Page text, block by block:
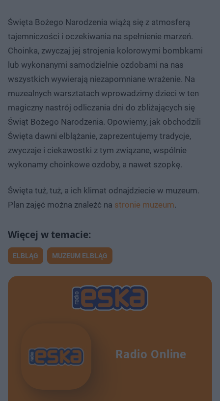
Święta Bożego Narodzenia wiążą się z atmosferą
tajemniczości i oczekiwania na spełnienie marzeń.
Choinka, zwyczaj jej strojenia kolorowymi bombkami
lub wykonanymi samodzielnie ozdobami na nas
wszystkich wywierają niezapomniane wrażenie. Na
muzealnych warsztatach wprowadzimy dzieci w ten
magiczny nastrój odliczania dni do zbliżających się
Świąt Bożego Narodzenia. Opowiemy, jak obchodzili
Święta dawni elblążanie, zaprezentujemy tradycje,
zwyczaje i ciekawostki z tym związane, wspólnie
wykonamy choinkowe ozdoby, a nawet szopkę.
Święta tuż, tuż, a ich klimat odnajdziecie w muzeum.
Plan zajęć można znaleźć na stronie muzeum.
ELBLĄG MUZEUM ELBLĄG
Radio Online